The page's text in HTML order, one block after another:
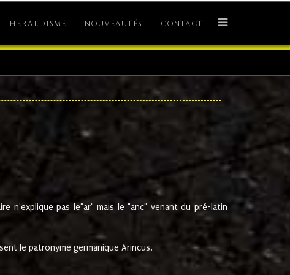
HÉRALDISME NOUVEAUTÉS CONTACT
n'explique pas le"ar" mais le "anc" venant du pré-latin
le patronyme germanique Arincus.